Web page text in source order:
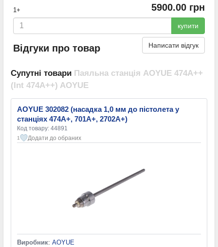
1+
5900.00 грн
купити
Відгуки про товар Написати відгук
Супутні товари Паяльна станція AOYUE 474A++
(Int 474A++) AOYUE
AOYUE 302082 (насадка 1,0 мм до пістолета у
станціях 474A+, 701A+, 2702A+)
Код товару: 44891
1 Додати до обраних
Виробник: AOYUE